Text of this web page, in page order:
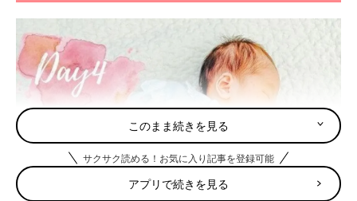
このまま続きを見る
サクサク読める！お気に入り記事を登録可能
アプリで続きを見る